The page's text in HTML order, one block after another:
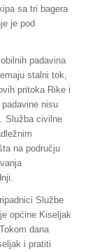
sa tri bagera
je pod
padavina
stalni tok,
pritoka Rike i
nisu
Služba civilne
na području
Službe
općine Kiseljak
dana
i pratiti